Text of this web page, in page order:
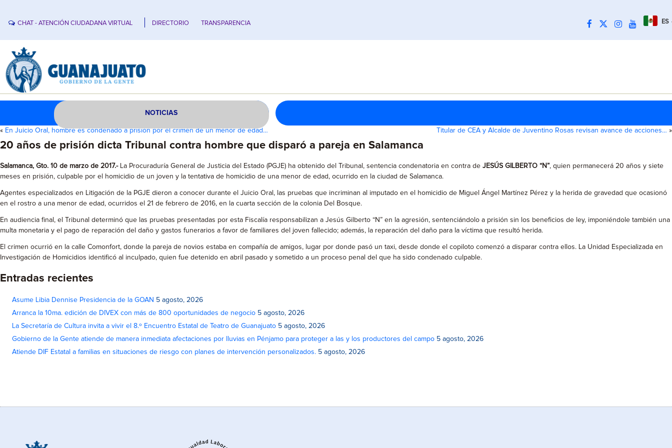
CHAT - ATENCIÓN CIUDADANA VIRTUAL DIRECTORIO TRANSPARENCIA ES
NOTICIAS
« En Juicio Oral, hombre es condenado a prisión por el crimen de un menor de edad… Titular de CEA y Alcalde de Juventino Rosas revisan avance de acciones… »
20 años de prisión dicta Tribunal contra hombre que disparó a pareja en Salamanca
Salamanca, Gto. 10 de marzo de 2017.-La Procuraduría General de Justicia del Estado (PGJE) ha obtenido del Tribunal, sentencia condenatoria en contra de JESÚS GILBERTO “N”, quien permanecerá 20 años y siete
meses en prisión, culpable por el homicidio de un joven y la tentativa de homicidio de una menor de edad, ocurrido en la ciudad de Salamanca.
Agentes especializados en Litigación de la PGJE dieron a conocer durante el Juicio Oral, las pruebas que incriminan al imputado en el homicidio de Miguel Ángel Martínez Pérez y la herida de gravedad que ocasionó
en el rostro a una menor de edad, ocurridos el 21 de febrero de 2016, en la cuarta sección de la colonia Del Bosque.
En audiencia final, el Tribunal determinó que las pruebas presentadas por esta Fiscalía responsabilizan a Jesús Gilberto “N” en la agresión, sentenciándolo a prisión sin los beneficios de ley, imponiéndole también una
multa monetaria y el pago de reparación del daño y gastos funerarios a favor de familiares del joven fallecido; además, la reparación del daño para la víctima que resultó herida.
El crimen ocurrió en la calle Comonfort, donde la pareja de novios estaba en compañía de amigos, lugar por donde pasó un taxi, desde donde el copiloto comenzó a disparar contra ellos. La Unidad Especializada en
Investigación de Homicidios identificó al inculpado, quien fue detenido en abril pasado y sometido a un proceso penal del que ha sido condenado culpable.
Entradas recientes
Asume Libia Dennise Presidencia de la GOAN 5 agosto, 2026
Arranca la 10ma. edición de DIVEX con más de 800 oportunidades de negocio 5 agosto, 2026
La Secretaría de Cultura invita a vivir el 8.º Encuentro Estatal de Teatro de Guanajuato 5 agosto, 2026
Gobierno de la Gente atiende de manera inmediata afectaciones por lluvias en Pénjamo para proteger a las y los productores del campo 5 agosto, 2026
Atiende DIF Estatal a familias en situaciones de riesgo con planes de intervención personalizados. 5 agosto, 2026